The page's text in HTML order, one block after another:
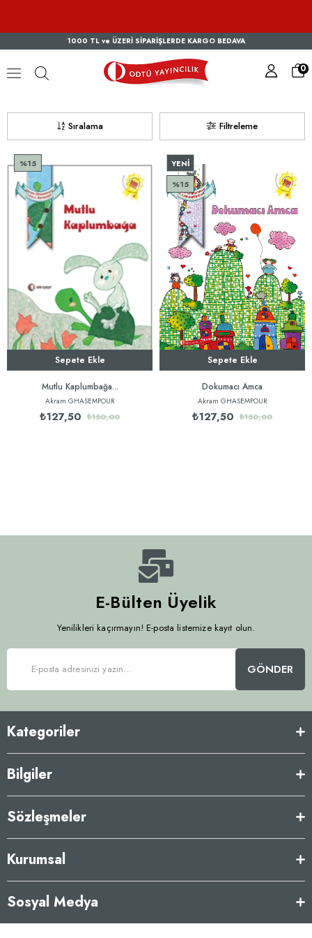
1000 TL ve ÜZERİ SİPARİŞLERDE KARGO BEDAVA
0
Filtreleme
Sıralama
Sepete Ekle
Mutlu Kaplumbağa...
Akram GHASEMPOUR
₺127,50 ₺150,00
%15
Sepete Ekle
Dokumacı Amca
Akram GHASEMPOUR
₺127,50 ₺150,00
YENI
ÜRÜN
%15
E-Bülten Üyelik
Yenilikleri kaçırmayın! E-posta listemize kayıt olun.
GÖNDER
Kategoriler
Bilgiler
Sözleşmeler
Kurumsal
Sosyal Medya